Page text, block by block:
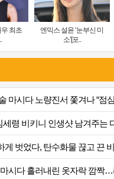
엔믹스 설윤 ‘눈부신 미
소’[포..
마시다 노량진서 쫓겨나 “점
세령 비키니 인생샷 남겨주는
게 벗었다, 탄수화물 끊고 끈
시다 흘러내린 옷자락 깜짝